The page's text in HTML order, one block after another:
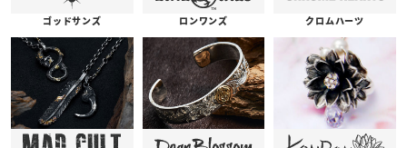
ゴッドサンズ ロンワンズ クロムハーツ